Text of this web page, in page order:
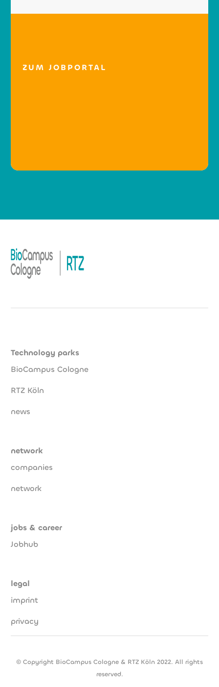
ZUM JOBPORTAL
Technology parks
BioCampus Cologne
RTZ Köln
news
network
companies
network
jobs & career
Jobhub
legal
imprint
privacy
© Copyright BioCampus Cologne & RTZ Köln 2022. All rights
reserved.